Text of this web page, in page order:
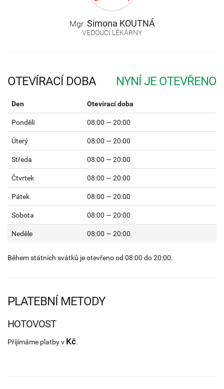
Mgr. Simona KOUTNÁ
VEDOUCÍ LÉKÁRNY
OTEVÍRACÍ DOBA
Den Otevírací doba
Pondělí 08:00 — 20:00
Úterý 08:00 — 20:00
Středa 08:00 — 20:00
Čtvrtek 08:00 — 20:00
Pátek 08:00 — 20:00
Sobota 08:00 — 20:00
Neděle 08:00 — 20:00
Během státních svátků je otevřeno od 08:00 do 20:00.
PLATEBNÍ METODY
HOTOVOST
Příjímáme platby v Kč.